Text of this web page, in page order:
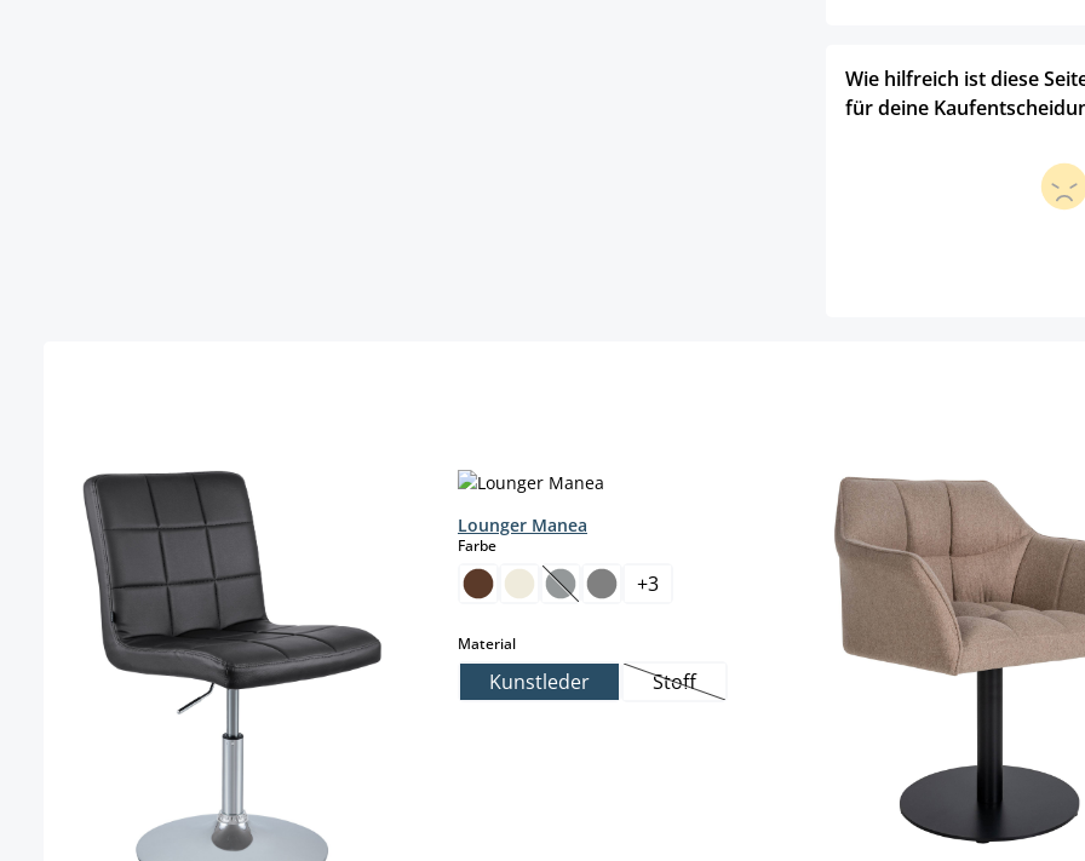
Wie hilfreich ist diese
für deine
Lounger Manea
Farbeauswählen
(Diese Option ist zurzeit nicht verfügbar.)
+3
Materialauswählen
Kunstleder Stoff(Diese Option ist zurzeit nicht verfügbar.)